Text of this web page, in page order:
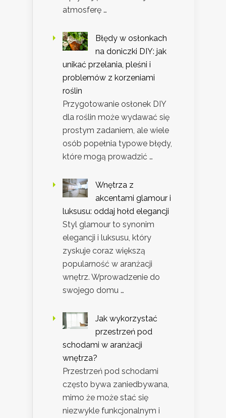
atmosferę …
Błędy w osłonkach
na doniczki DIY: jak
unikać przelania, pleśni i
problemów z korzeniami
roślin
Przygotowanie osłonek DIY
dla roślin może wydawać się
prostym zadaniem, ale wiele
osób popełnia typowe błędy,
które mogą prowadzić …
Wnętrza z
akcentami glamour i
luksusu: oddaj hołd elegancji
Styl glamour to synonim
elegancji i luksusu, który
zyskuje coraz większą
popularność w aranżacji
wnętrz. Wprowadzenie do
swojego domu …
Jak wykorzystać
przestrzeń pod
schodami w aranżacji
wnętrza?
Przestrzeń pod schodami
często bywa zaniedbywana,
mimo że może stać się
niezwykle funkcjonalnym i